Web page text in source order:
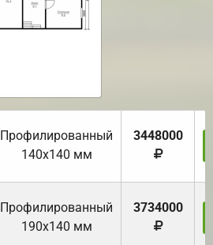
Профилированный
140х140 мм
3448000
Профилированный
190х140 мм
3734000